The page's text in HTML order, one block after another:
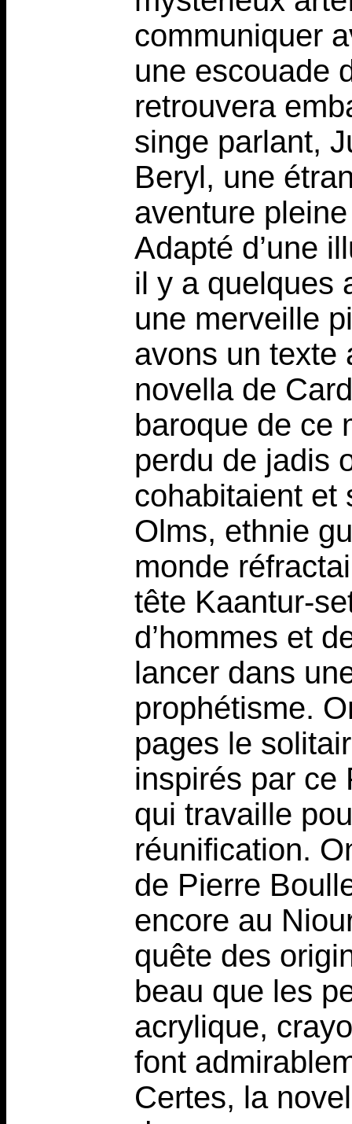
communiquer
une escouade
retrouvera
singe parlant,
Beryl, une
aventure
Adapté d’une
il y a quelques
une merveille
avons un texte
novella de
baroque de ce
perdu de jadis
cohabitaient et
Olms, ethnie
monde
tête Kaantur-
d’hommes et
lancer dans
prophétisme.
pages le
inspirés par ce
qui travaille
réunification.
de Pierre
encore au
quête des
beau que les
acrylique,
font
Certes, la